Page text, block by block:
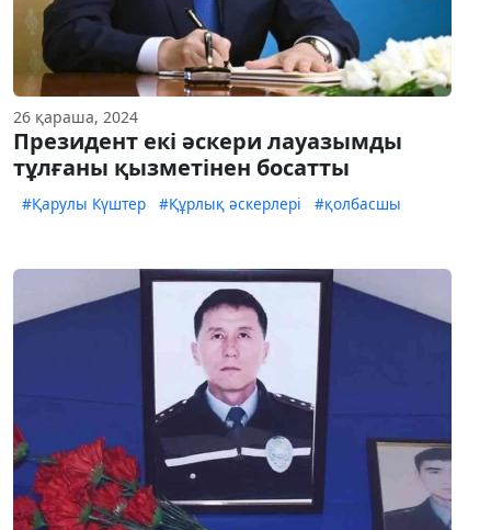
26 қараша, 2024
Президент екі әскери лауазымды
тұлғаны қызметінен босатты
#Қарулы Күштер #Құрлық әскерлері #қолбасшы